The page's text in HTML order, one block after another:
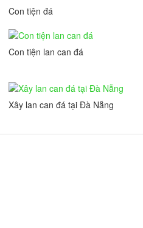
Con tiện đá
Con tiện lan can đá
Xây lan can đá tại Đà Nẵng